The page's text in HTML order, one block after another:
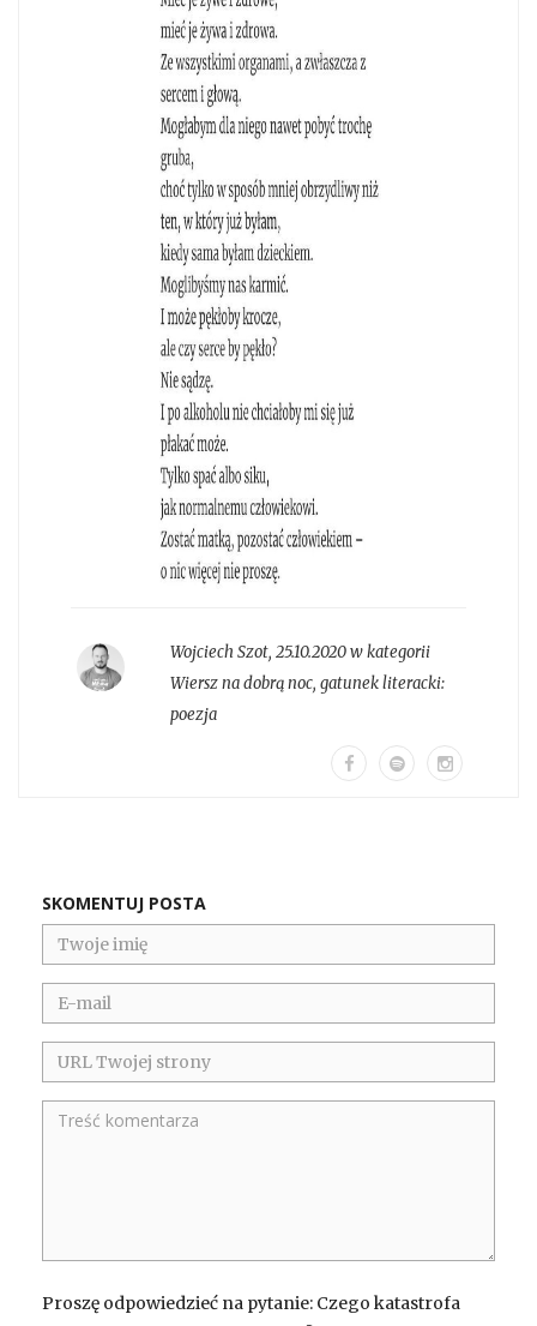
Wojciech Szot, 25.10.2020 w kategorii
Wiersz na dobrą noc, gatunek literacki:
poezja
SKOMENTUJ POSTA
Proszę odpowiedzieć na pytanie: Czego katastrofa